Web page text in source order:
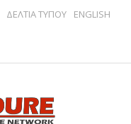
ΔΕΛΤΙΑ ΤΥΠΟΥ ENGLISH